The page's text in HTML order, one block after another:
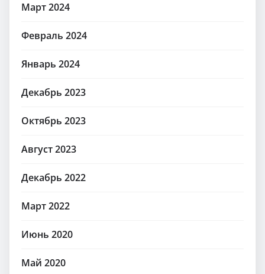
Март 2024
Февраль 2024
Январь 2024
Декабрь 2023
Октябрь 2023
Август 2023
Декабрь 2022
Март 2022
Июнь 2020
Май 2020